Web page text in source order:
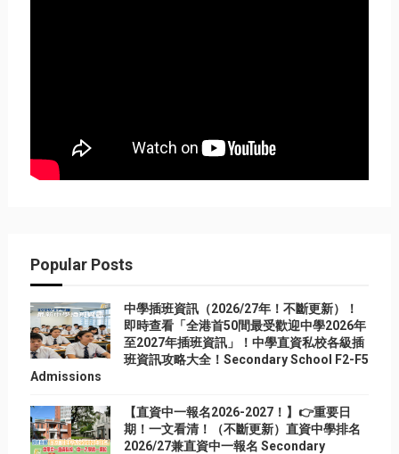
Popular Posts
中學插班資訊（2026/27年！不斷更新）！
即時查看「全港首50間最受歡迎中學2026年
至2027年插班資訊」！中學直資私校各級插
班資訊攻略大全！Secondary School F2-F5
Admissions
【直資中一報名2026-2027！】👉重要日
期！一文看清！（不斷更新）直資中學排名
2026/27兼直資中一報名 Secondary